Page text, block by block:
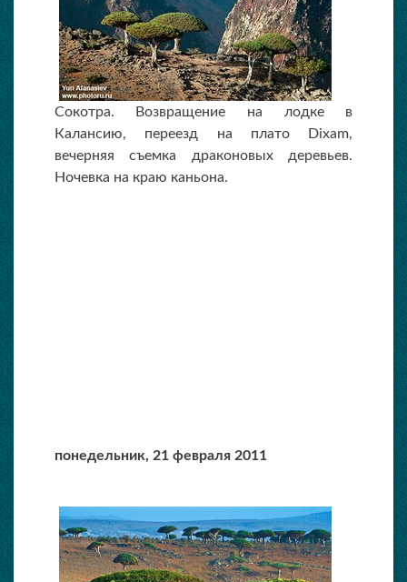
Сокотра. Возвращение на лодке в
Калансию, переезд на плато Dixam,
вечерняя съемка драконовых деревьев.
Ночевка на краю каньона.
понедельник, 21 февраля 2011